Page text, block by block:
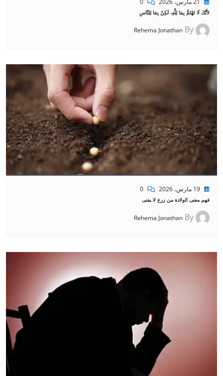
لأَنَّكَ لَا تَهْتَمُّ بِمَا لِلَّهِ، لَكِنْ بِمَا لِلنَّاسِ
By
Rehema Jonathan
19 مارس، 2026 0
فهم معنى الولادة من زرع لا يفنى
By
Rehema Jonathan